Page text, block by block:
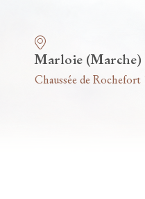
Marloie (Marche)
Chaussée de Rochefort